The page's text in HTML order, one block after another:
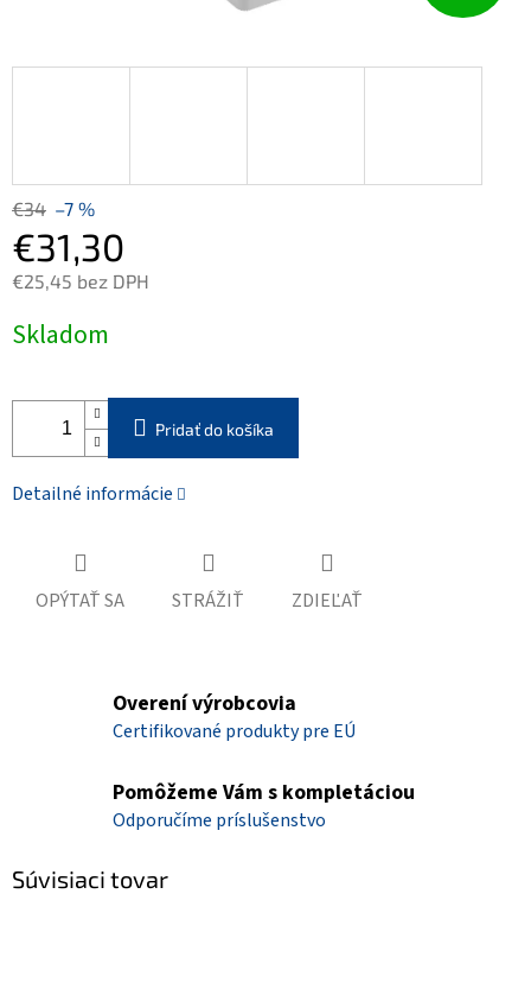
€34 –7 %
€31,30
€25,45 bez DPH
cena:
Skladom
Pridať do košíka
Detailné informácie
OPÝTAŤ SA STRÁŽIŤ ZDIEĽAŤ
Overení výrobcovia
Certifikované produkty pre EÚ
Pomôžeme Vám s kompletáciou
Odporučíme príslušenstvo
Súvisiaci tovar